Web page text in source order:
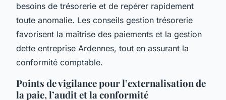
besoins de trésorerie et de repérer rapidement
toute anomalie. Les conseils gestion trésorerie
favorisent la maîtrise des paiements et la gestion
dette entreprise Ardennes, tout en assurant la
conformité comptable.
Points de vigilance pour l’externalisation de
la paie, l’audit et la conformité